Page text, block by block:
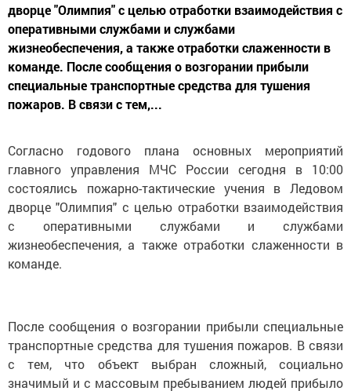
дворце "Олимпия" с целью отработки взаимодействия с
оперативными службами и службами
жизнеобеспечения, а также отработки слаженности в
команде. После сообщения о возгорании прибыли
специальные транспортные средства для тушения
пожаров. В связи с тем,...
Согласно годового плана основных мероприятий
главного управления МЧС России сегодня в 10:00
состоялись пожарно-тактические учения в Ледовом
дворце "Олимпия" с целью отработки взаимодействия
с оперативными службами и службами
жизнеобеспечения, а также отработки слаженности в
команде.
После сообщения о возгорании прибыли специальные
транспортные средства для тушения пожаров. В связи
с тем, что объект выбран сложный, социально
значимый и с массовым пребыванием людей прибыло